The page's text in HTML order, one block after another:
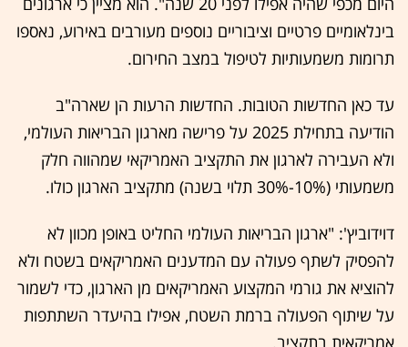
בינלאומיים פרטיים וציבוריים נוספים מעורבים באירוע, נאספו
תרומות משמעותיות לטיפול במצב החירום.
עד כאן החדשות הטובות. החדשות הרעות הן שארה"ב
הודיעה בתחילת 2025 על פרישה מארגון הבריאות העולמי,
ולא העבירה לארגון את התקציב האמריקאי שמהווה חלק
משמעותי (10%-30% תלוי בשנה) מתקציב הארגון כולו.
דוידוביץ': "ארגון הבריאות העולמי החליט באופן מכוון לא
להפסיק לשתף פעולה עם המדענים האמריקאים בשטח ולא
להוציא את גורמי המקצוע האמריקאים מן הארגון, כדי לשמור
על שיתוף הפעולה ברמת השטח, אפילו בהיעדר השתתפות